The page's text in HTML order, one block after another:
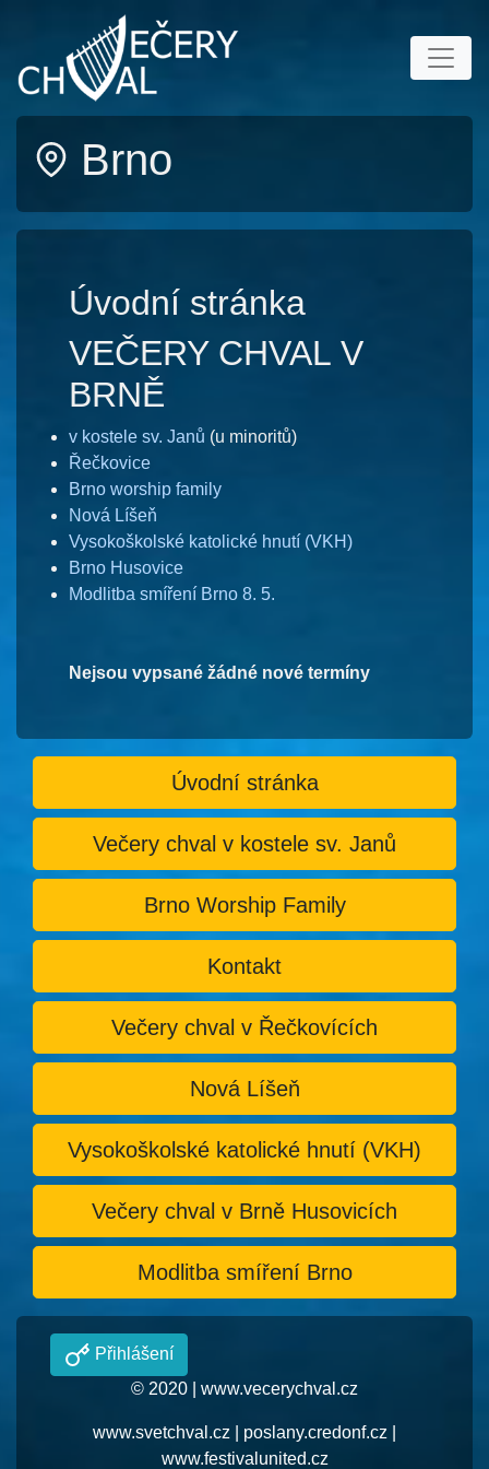
Brno
Úvodní stránka
VEČERY CHVAL V
BRNĚ
v kostele sv. Janů (u minoritů)
Řečkovice
Brno worship family
Nová Líšeň
Vysokoškolské katolické hnutí (VKH)
Brno Husovice
Modlitba smíření Brno 8. 5.
Nejsou vypsané žádné nové termíny
Úvodní stránka
Večery chval v kostele sv. Janů
Brno Worship Family
Kontakt
Večery chval v Řečkovících
Nová Líšeň
Vysokoškolské katolické hnutí (VKH)
Večery chval v Brně Husovicích
Modlitba smíření Brno
Přihlášení
© 2020 | www.vecerychval.cz
www.svetchval.cz poslany.credonf.cz
www.festivalunited.cz